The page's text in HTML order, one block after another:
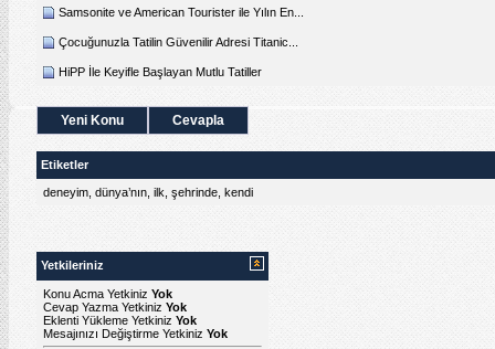
Samsonite ve American Tourister ile Yılın En...
Çocuğunuzla Tatilin Güvenilir Adresi Titanic...
HiPP İle Keyifle Başlayan Mutlu Tatiller
Yeni Konu Cevapla
Etiketler
deneyim dünya’nın ilk şehrinde kendi
Yetkileriniz
Konu Acma Yetkiniz Yok
Cevap Yazma Yetkiniz Yok
Eklenti Yükleme Yetkiniz Yok
Mesajınızı Değiştirme Yetkiniz Yok